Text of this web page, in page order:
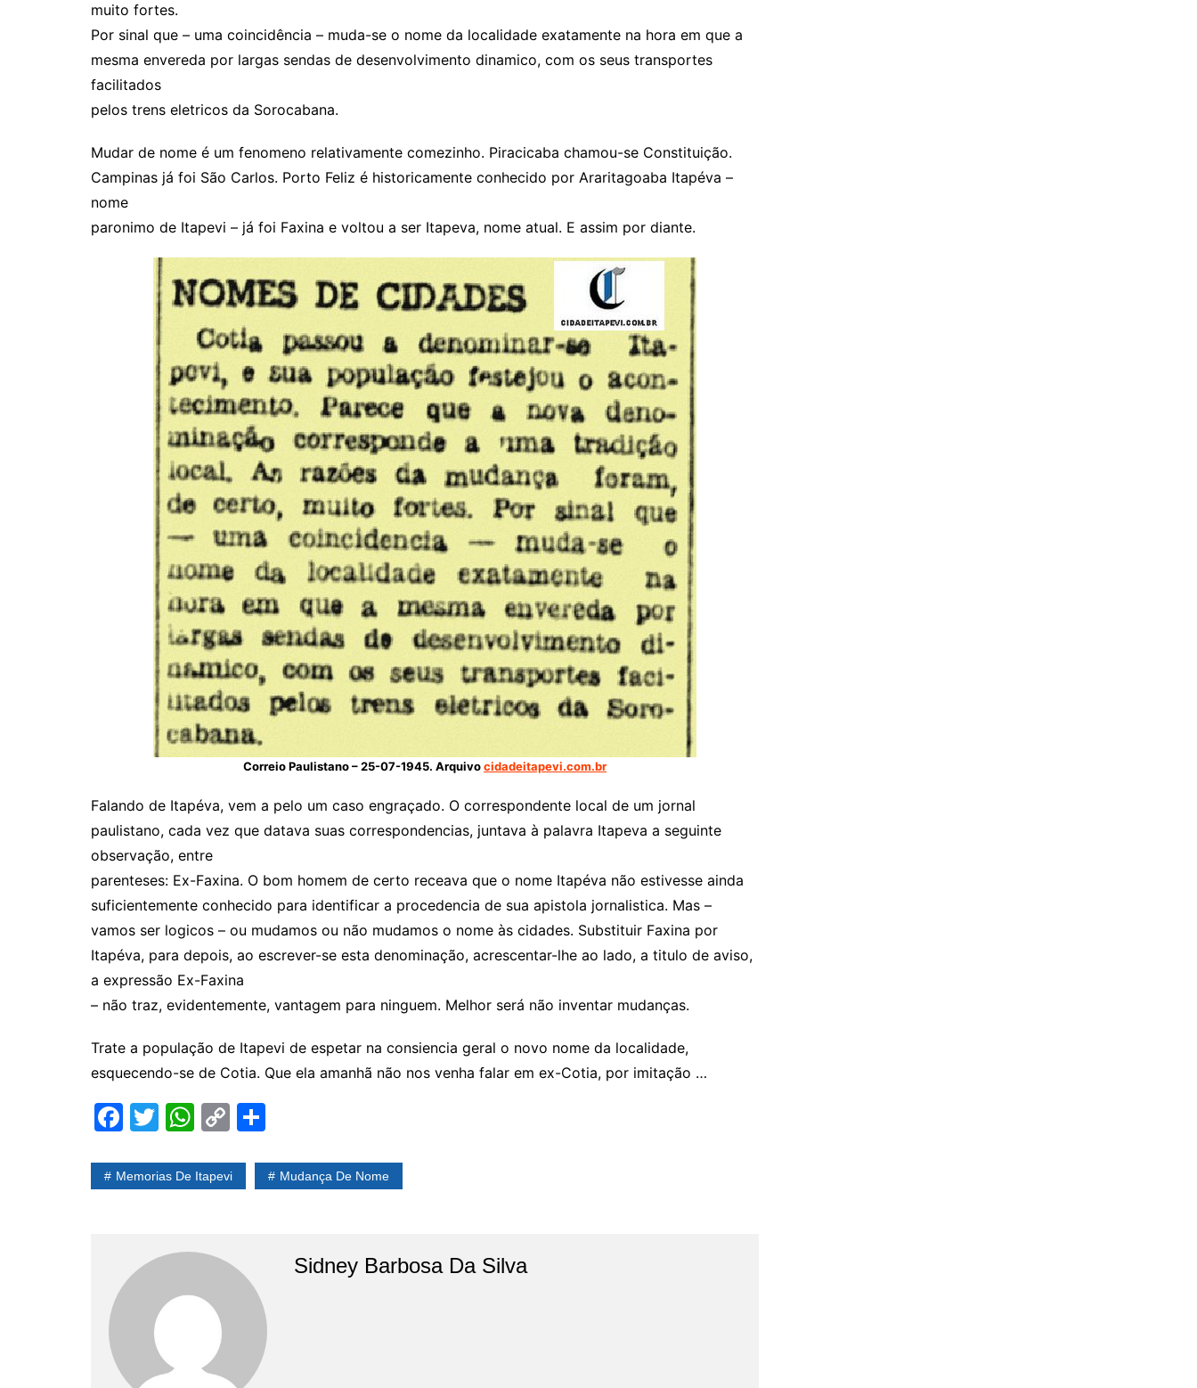
muito fortes.
Por sinal que – uma coincidência – muda-se o nome da localidade exatamente na hora em que a
mesma envereda por largas sendas de desenvolvimento dinamico, com os seus transportes
facilitados
pelos trens eletricos da Sorocabana.
Mudar de nome é um fenomeno relativamente comezinho. Piracicaba chamou-se Constituição.
Campinas já foi São Carlos. Porto Feliz é historicamente conhecido por Araritagoaba Itapéva –
nome
paronimo de Itapevi – já foi Faxina e voltou a ser Itapeva, nome atual. E assim por diante.
Correio Paulistano – 25-07-1945. Arquivocidadeitapevi.com.br
Falando de Itapéva, vem a pelo um caso engraçado. O correspondente local de um jornal
paulistano, cada vez que datava suas correspondencias, juntava à palavra Itapeva a seguinte
observação, entre
parenteses: Ex-Faxina. O bom homem de certo receava que o nome Itapéva não estivesse ainda
suficientemente conhecido para identificar a procedencia de sua apistola jornalistica. Mas –
vamos ser logicos – ou mudamos ou não mudamos o nome às cidades. Substituir Faxina por
Itapéva, para depois, ao escrever-se esta denominação, acrescentar-lhe ao lado, a titulo de aviso,
a expressão Ex-Faxina
– não traz, evidentemente, vantagem para ninguem. Melhor será não inventar mudanças.
Trate a população de Itapevi de espetar na consiencia geral o novo nome da localidade,
esquecendo-se de Cotia. Que ela amanhã não nos venha falar em ex-Cotia, por imitação …
F
c
o
o
T
itt
W
at
p
p
C
p
n
ar
Memorias De Itapevi Mudança De Nome
Sidney Barbosa Da Silva